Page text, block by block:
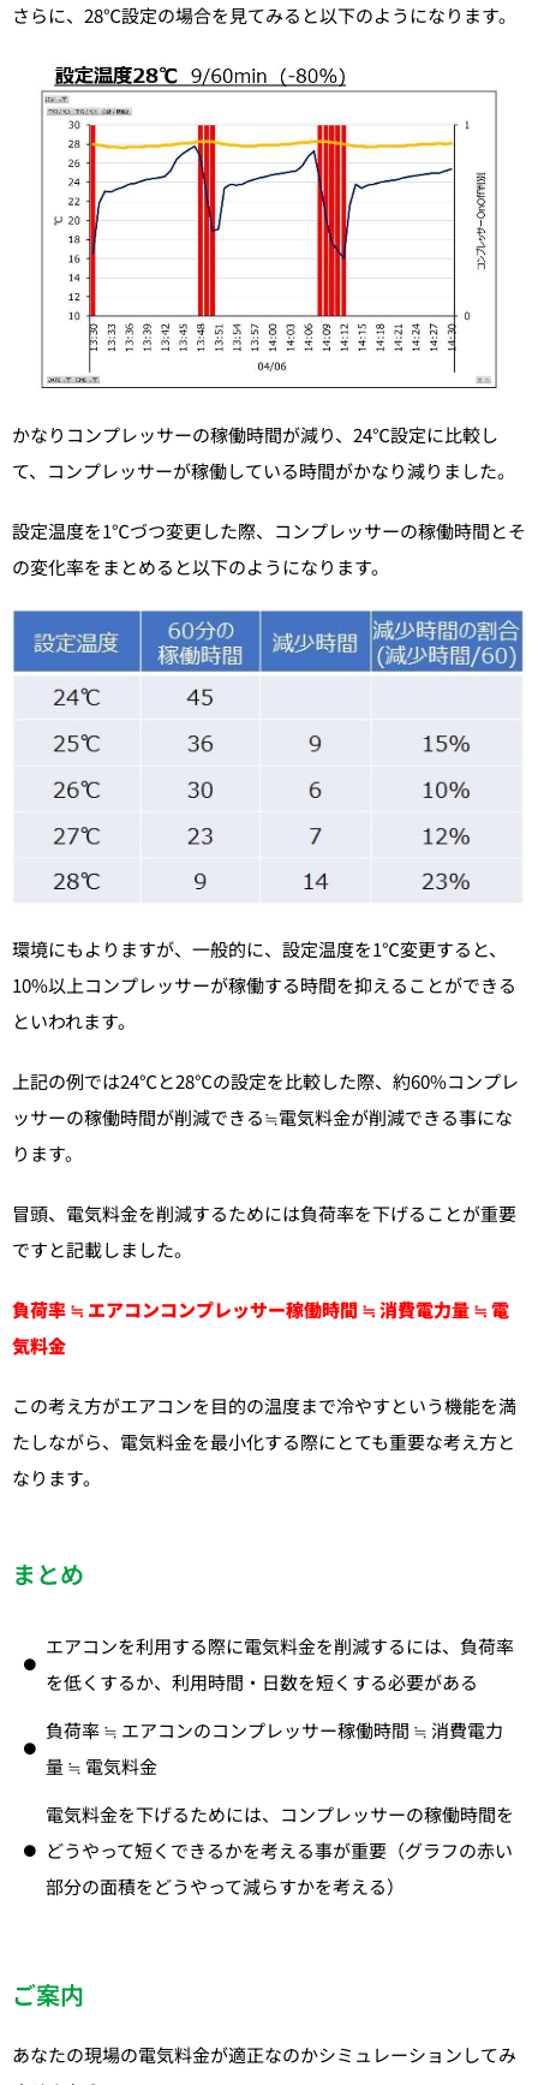
さらに、28℃設定の場合を見てみると以下のようになります。
かなりコンプレッサーの稼働時間が減り、24℃設定に比較し
て、コンプレッサーが稼働している時間がかなり減りました。
設定温度を1℃づつ変更した際、コンプレッサーの稼働時間とそ
の変化率をまとめると以下のようになります。
環境にもよりますが、一般的に、設定温度を1℃変更すると、
10%以上コンプレッサーが稼働する時間を抑えることができる
といわれます。
上記の例では24℃と28℃の設定を比較した際、約60%コンプレ
ッサーの稼働時間が削減できる≒電気料金が削減できる事にな
ります。
冒頭、電気料金を削減するためには負荷率を下げることが重要
ですと記載しました。
負荷率 ≒ エアコンコンプレッサー稼働時間 ≒ 消費電力量 ≒ 電
気料金
この考え方がエアコンを目的の温度まで冷やすという機能を満
たしながら、電気料金を最小化する際にとても重要な考え方と
なります。
まとめ
エアコンを利用する際に電気料金を削減するには、負荷率
を低くするか、利用時間・日数を短くする必要がある
負荷率 ≒ エアコンのコンプレッサー稼働時間 ≒ 消費電力
量 ≒ 電気料金
電気料金を下げるためには、コンプレッサーの稼働時間を
どうやって短くできるかを考える事が重要（グラフの赤い
部分の面積をどうやって減らすかを考える）
ご案内
あなたの現場の電気料金が適正なのかシミュレーションしてみ